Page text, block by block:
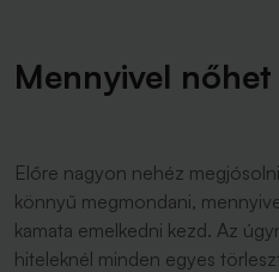
Mennyivel
Előre nagyon nehéz
könnyű megmondani,
kamata emelkedni kezd. Az
hiteleknél minden egyes